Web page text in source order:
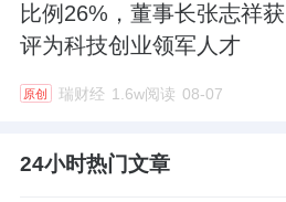
比例26%，董事长张志祥获
评为科技创业领军人才
原创 瑞财经 1.6w阅读 08-07
24小时热门文章